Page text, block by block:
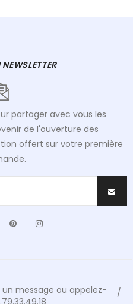
partager avec vous les
de l'ouverture des
offert sur votre première
YouTubePinterest
un message ou appelez-